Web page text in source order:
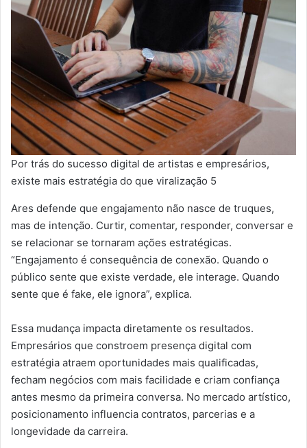
Por trás do sucesso digital de artistas e empresários,
existe mais estratégia do que viralização 5
Ares defende que engajamento não nasce de truques,
mas de intenção. Curtir, comentar, responder, conversar e
se relacionar se tornaram ações estratégicas.
“Engajamento é consequência de conexão. Quando o
público sente que existe verdade, ele interage. Quando
sente que é fake, ele ignora”, explica.
Essa mudança impacta diretamente os resultados.
Empresários que constroem presença digital com
estratégia atraem oportunidades mais qualificadas,
fecham negócios com mais facilidade e criam confiança
antes mesmo da primeira conversa. No mercado artístico,
posicionamento influencia contratos, parcerias e a
longevidade da carreira.